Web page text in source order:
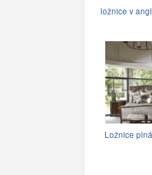
ložnice v
Ložnice